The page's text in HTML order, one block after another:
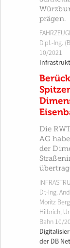
prägen.
Dipl.-Ing.
10/2021
Die
AG
der
Dr.-Ing.
Moritz
Hilbrich,
Bahn 10/
der DB